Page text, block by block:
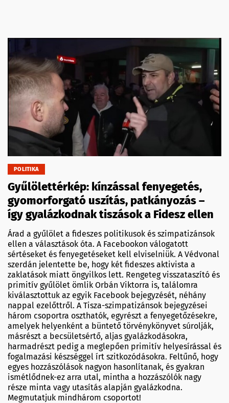
POLITIKA
Gyűlölettérkép: kínzással fenyegetés,
gyomorforgató uszítás, patkányozás –
így gyalázkodnak tiszások a Fidesz ellen
Árad a gyűlölet a fideszes politikusok és szimpatizánsok
ellen a választások óta. A Facebookon válogatott
sértéseket és fenyegetéseket kell elviselniük. A Védvonal
szerdán jelentette be, hogy két fideszes aktivista a
zaklatások miatt öngyilkos lett. Rengeteg visszataszító és
primitív gyűlölet ömlik Orbán Viktorra is, találomra
kiválasztottuk az egyik Facebook bejegyzését, néhány
nappal ezelőttről. A Tisza-szimpatizánsok bejegyzései
három csoportra oszthatók, egyrészt a fenyegetőzésekre,
amelyek helyenként a büntető törvénykönyvet súrolják,
másrészt a becsületsértő, aljas gyalázkodásokra,
harmadrészt pedig a meglepően primitív helyesírással és
fogalmazási készséggel írt szitkozódásokra. Feltűnő, hogy
egyes hozzászólások nagyon hasonlítanak, és gyakran
ismétlődnek-ez arra utal, mintha a hozzászólók nagy
része minta vagy utasítás alapján gyalázkodna.
Megmutatjuk mindhárom csoportot!